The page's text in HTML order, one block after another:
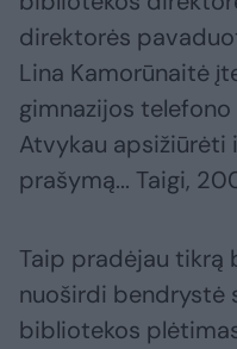
direktorės
Lina Kamorūnaitė
gimnazijos
Atvykau apsižiūrėti
prašymą... Taigi,
Taip pradėjau tikrą
nuoširdi bendrystė
bibliotekos